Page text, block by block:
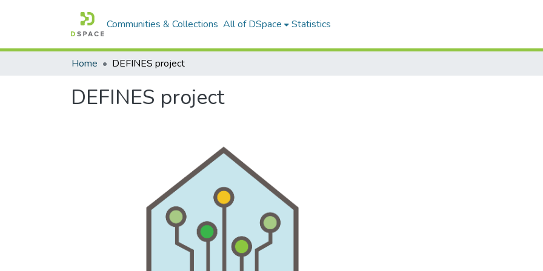
Communities & Collections All of DSpace Statistics
Home DEFINES project
DEFINES project